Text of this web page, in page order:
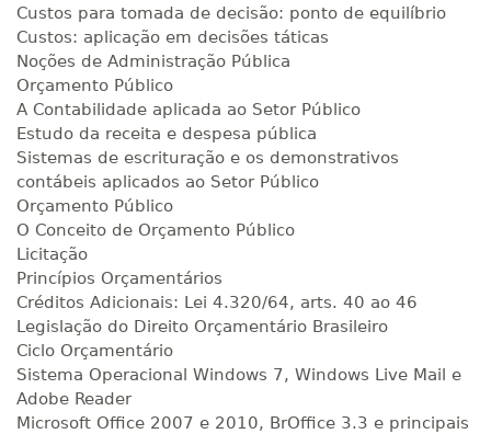
Custos para tomada de decisão: ponto de equilíbrio
Custos: aplicação em decisões táticas
Noções de Administração Pública
Orçamento Público
A Contabilidade aplicada ao Setor Público
Estudo da receita e despesa pública
Sistemas de escrituração e os demonstrativos
contábeis aplicados ao Setor Público
Orçamento Público
O Conceito de Orçamento Público
Licitação
Princípios Orçamentários
Créditos Adicionais: Lei 4.320/64, arts. 40 ao 46
Legislação do Direito Orçamentário Brasileiro
Ciclo Orçamentário
Sistema Operacional Windows 7, Windows Live Mail e
Adobe Reader
Microsoft Office 2007 e 2010, BrOffice 3.3 e principais